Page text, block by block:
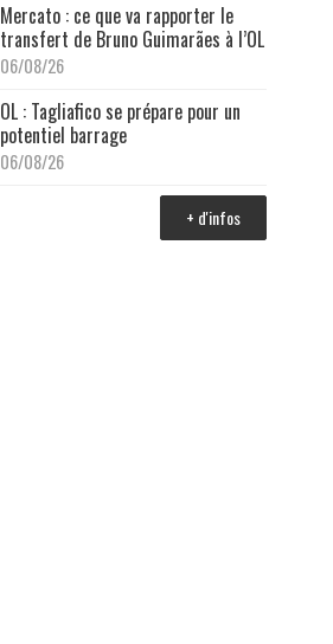
Mercato : ce que va rapporter le
transfert de Bruno Guimarães à l’OL
06/08/26
OL : Tagliafico se prépare pour un
potentiel barrage
06/08/26
+ d'infos